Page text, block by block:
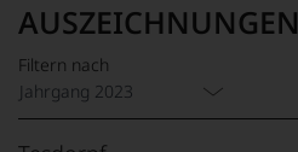
AUSZEICHNUNGEN
Filtern nach
Jahrgang 2023